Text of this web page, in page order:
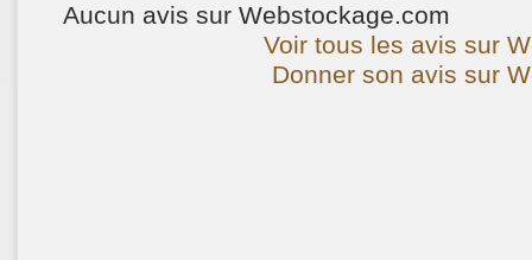
Aucun avis sur Webstockage.com
Voir tous les avis sur
Donner son avis sur